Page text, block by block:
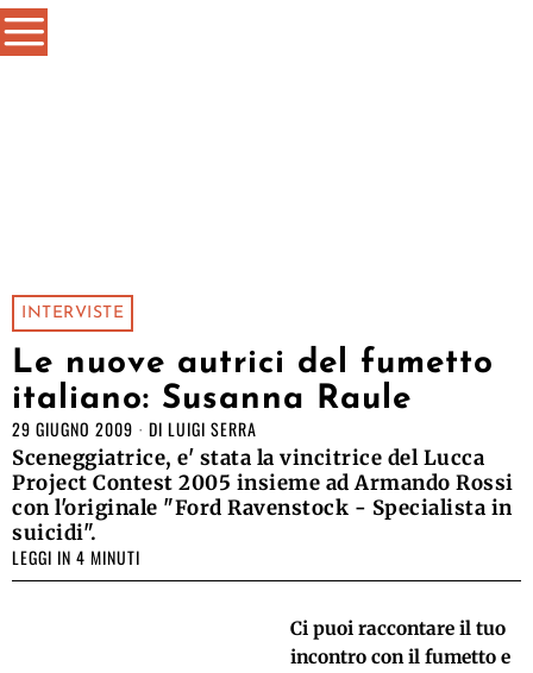
INTERVISTE
Le nuove autrici del fumetto
italiano: Susanna Raule
29 GIUGNO 2009 DI LUIGI SERRA
Sceneggiatrice, e' stata la vincitrice del Lucca
Project Contest 2005 insieme ad Armando Rossi
con l'originale "Ford Ravenstock - Specialista in
suicidi".
LEGGI IN 4 MINUTI
Ci puoi raccontare il tuo
incontro con il fumetto e